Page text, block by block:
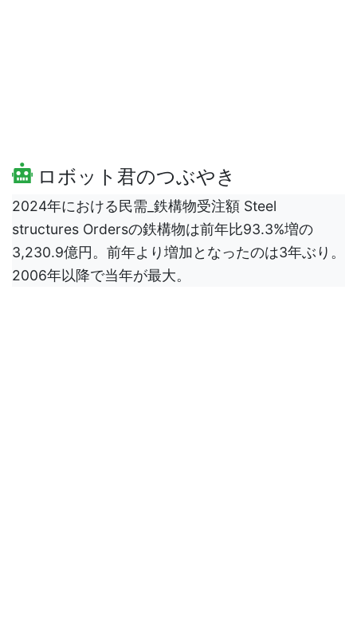
ロボット君のつぶやき
2024年における民需_鉄構物受注額 Steel
structures Ordersの鉄構物は前年比93.3%増の
3,230.9億円。前年より増加となったのは3年ぶり。
2006年以降で当年が最大。